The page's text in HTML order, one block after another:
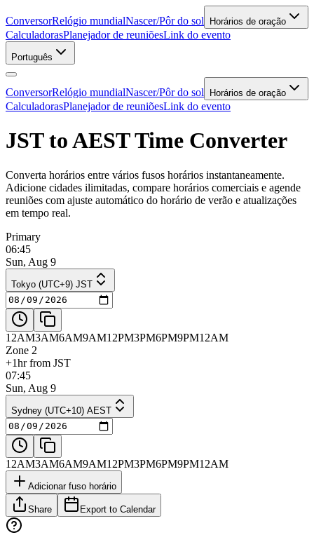
ConversorRelógio mundialNascer/Pôr do sol Horários de oração
CalculadorasPlanejador de reuniõesLink do evento
Português
ConversorRelógio mundialNascer/Pôr do sol Horários de oração
CalculadorasPlanejador de reuniõesLink do evento
JST to AEST Time Converter
Converta horários entre vários fusos horários instantaneamente.
Adicione cidades ilimitadas, compare horários comerciais e agende
reuniões com ajuste automático do horário de verão e atualizações
em tempo real.
Primary
06:45
Sun, Aug 9
Tokyo (UTC+9) JST
12AM3AM6AM9AM12PM3PM6PM9PM12AM
Zone 2
+1hr from JST
07:45
Sun, Aug 9
Sydney (UTC+10) AEST
12AM3AM6AM9AM12PM3PM6PM9PM12AM
Adicionar fuso horário
Share Export to Calendar